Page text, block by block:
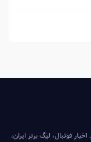
فوتبال، لیگ برتر ایران،